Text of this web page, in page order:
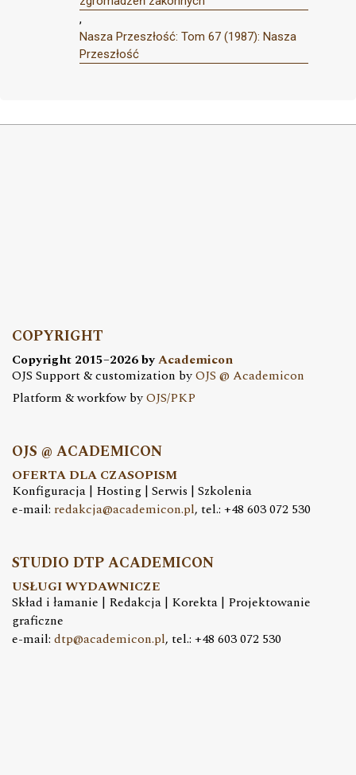
,
Nasza Przeszłość: Tom 67 (1987): Nasza
Przeszłość
COPYRIGHT
Copyright 2015–2026 byAcademicon
OJS Support & customization byOJS @ Academicon
Platform & workfow byOJS/PKP
OJS @ ACADEMICON
OFERTA DLA CZASOPISM
Konfiguracja | Hosting | Serwis | Szkolenia
e-mail: redakcja@academicon.pl, tel.: +48 603 072 530
STUDIO DTP ACADEMICON
USŁUGI WYDAWNICZE
Skład i łamanie | Redakcja | Korekta | Projektowanie
graficzne
e-mail: dtp@academicon.pl, tel.: +48 603 072 530